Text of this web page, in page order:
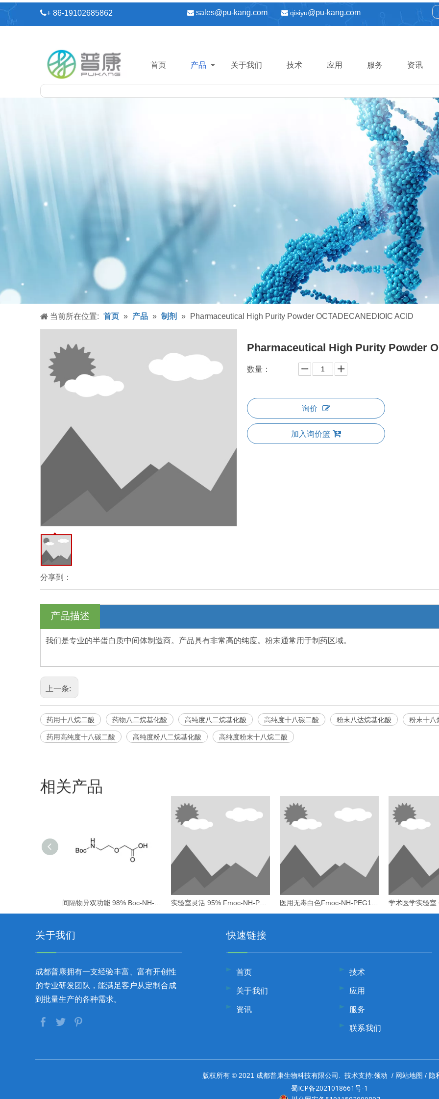
+ 86-19102685862  sales@pu-kang.com  qisiyu@pu-kang.com
首页 产品 关于我们 技术 应用 服务 资讯
当前所在位置: 首页 » 产品 » 制剂 » Pharmaceutical High Purity Powder OCTADECANEDIOIC ACID
分享到：
Pharmaceutical High Purity Powder
数量：
询价
加入询价篮
产品描述
我们是专业的半蛋白质中间体制造商。产品具有非常高的纯度。粉末通常用于制药区域。
上一条:
药用十八烷二酸 药物八二烷基化酸 高纯度八二烷基化酸 高纯度十八碳二酸 粉末八达烷基化酸 粉末十八
药用高纯度十八碳二酸
高纯度粉八二烷基化酸 高纯度粉末十八烷二酸
相关产品
关于我们
成都普康拥有一支经验丰富、富有开创性
的专业研发团队，能满足客户从定制合成
到批量生产的各种需求。
快速链接
首页
关于我们
资讯
技术
应用
服务
联系我们
版权所有 © 2021 成都普康生物科技有限公司. 技术支持:领动 / 网站地图 / 隐
蜀ICP备2021018661号-1